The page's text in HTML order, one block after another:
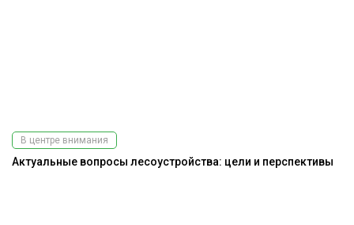
В центре внимания
Актуальные вопросы лесоустройства: цели и перспективы